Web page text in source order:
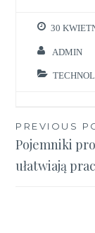
30
ADMIN
wpisu
PREVIOUS
Pojemniki
ułatwiają